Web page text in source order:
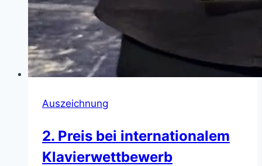
Auszeichnung
2. Preis bei internationalem
Klavierwettbewerb